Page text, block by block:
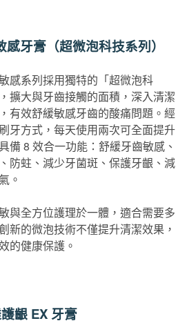
牙膏（超微泡科技系列）
感系列採用獨特的「超微泡科
擴大與牙齒接觸的面積，深入清潔
有效舒緩敏感牙齒的酸痛問題。經
牙方式，每天使用兩次可全面提升
備 8 效合一功能：舒緩牙齒敏感、
防蛀、減少牙菌斑、保護牙齦、減
。
與全方位護理於一體，適合需要多
新的微泡技術不僅提升清潔效果，
的健康保護。
齦 EX 牙膏